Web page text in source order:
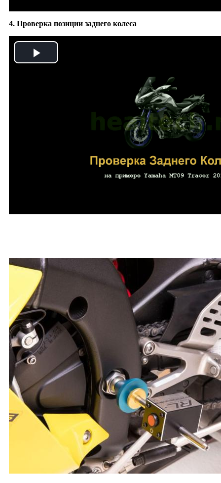
4. Проверка позиции заднего колеса
Play